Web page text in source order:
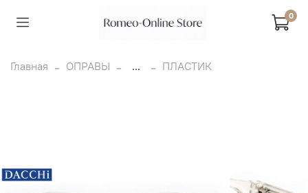
0
Главная ОПРАВЫ ... ПЛАСТИК